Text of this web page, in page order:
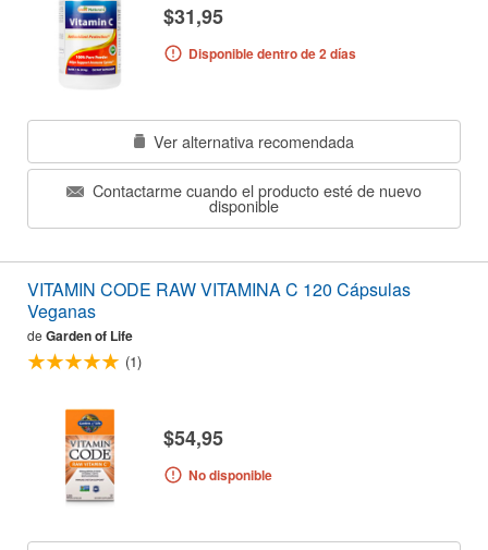
$31,95
Disponible dentro de 2 días
Ver alternativa recomendada
Contactarme cuando el producto esté de nuevo
disponible
VITAMIN CODE RAW VITAMINA C 120 Cápsulas
Veganas
de Garden of Life
(1)
$54,95
No disponible